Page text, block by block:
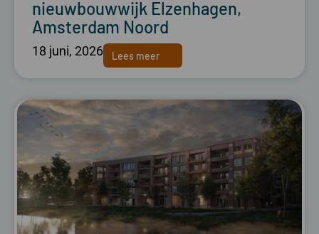
nieuwbouwwijk Elzenhagen,
Amsterdam Noord
18 juni, 2026 Lees meer